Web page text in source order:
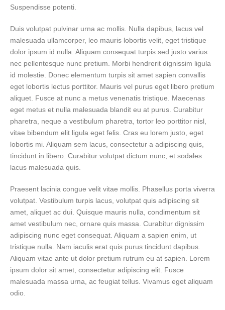
Suspendisse potenti.
Duis volutpat pulvinar urna ac mollis. Nulla dapibus, lacus vel
malesuada ullamcorper, leo mauris lobortis velit, eget tristique
dolor ipsum id nulla. Aliquam consequat turpis sed justo varius
nec pellentesque nunc pretium. Morbi hendrerit dignissim ligula
id molestie. Donec elementum turpis sit amet sapien convallis
eget lobortis lectus porttitor. Mauris vel purus eget libero pretium
aliquet. Fusce at nunc a metus venenatis tristique. Maecenas
eget metus et nulla malesuada blandit eu at purus. Curabitur
pharetra, neque a vestibulum pharetra, tortor leo porttitor nisl,
vitae bibendum elit ligula eget felis. Cras eu lorem justo, eget
lobortis mi. Aliquam sem lacus, consectetur a adipiscing quis,
tincidunt in libero. Curabitur volutpat dictum nunc, et sodales
lacus malesuada quis.
Praesent lacinia congue velit vitae mollis. Phasellus porta viverra
volutpat. Vestibulum turpis lacus, volutpat quis adipiscing sit
amet, aliquet ac dui. Quisque mauris nulla, condimentum sit
amet vestibulum nec, ornare quis massa. Curabitur dignissim
adipiscing nunc eget consequat. Aliquam a sapien enim, ut
tristique nulla. Nam iaculis erat quis purus tincidunt dapibus.
Aliquam vitae ante ut dolor pretium rutrum eu at sapien. Lorem
ipsum dolor sit amet, consectetur adipiscing elit. Fusce
malesuada massa urna, ac feugiat tellus. Vivamus eget aliquam
odio.